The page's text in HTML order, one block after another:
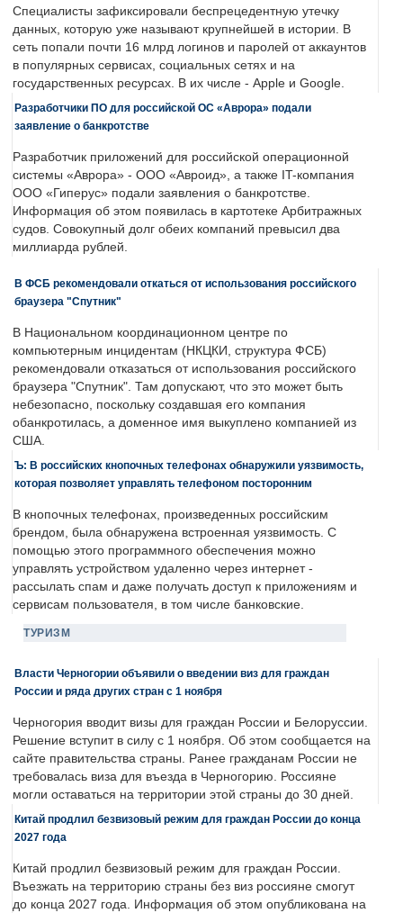
Специалисты зафиксировали беспрецедентную утечку
данных, которую уже называют крупнейшей в истории. В
сеть попали почти 16 млрд логинов и паролей от аккаунтов
в популярных сервисах, социальных сетях и на
государственных ресурсах. В их числе - Apple и Google.
Разработчики ПО для российской ОС «Аврора» подали
заявление о банкротстве
Разработчик приложений для российской операционной
системы «Аврора» - ООО «Авроид», а также IT-компания
ООО «Гиперус» подали заявления о банкротстве.
Информация об этом появилась в картотеке Арбитражных
судов. Совокупный долг обеих компаний превысил два
миллиарда рублей.
В ФСБ рекомендовали откаться от использования российского
браузера "Спутник"
В Национальном координационном центре по
компьютерным инцидентам (НКЦКИ, структура ФСБ)
рекомендовали отказаться от использования российского
браузера "Спутник". Там допускают, что это может быть
небезопасно, поскольку создавшая его компания
обанкротилась, а доменное имя выкуплено компанией из
США.
Ъ: В российских кнопочных телефонах обнаружили уязвимость,
которая позволяет управлять телефоном посторонним
В кнопочных телефонах, произведенных российским
брендом, была обнаружена встроенная уязвимость. С
помощью этого программного обеспечения можно
управлять устройством удаленно через интернет -
рассылать спам и даже получать доступ к приложениям и
сервисам пользователя, в том числе банковские.
ТУРИЗМ
Власти Черногории объявили о введении виз для граждан
России и ряда других стран с 1 ноября
Черногория вводит визы для граждан России и Белоруссии.
Решение вступит в силу с 1 ноября. Об этом сообщается на
сайте правительства страны. Ранее гражданам России не
требовалась виза для въезда в Черногорию. Россияне
могли оставаться на территории этой страны до 30 дней.
Китай продлил безвизовый режим для граждан России до конца
2027 года
Китай продлил безвизовый режим для граждан России.
Въезжать на территорию страны без виз россияне смогут
до конца 2027 года. Информация об этом опубликована на